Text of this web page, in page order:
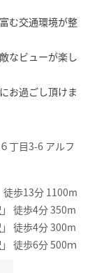
む交通環境が整
なビューが楽し
お過ごし頂けま
丁目3-6 アルフ
徒歩13分 1100m
」 徒歩4分 350m
」 徒歩4分 300m
」 徒歩6分 500ｍ